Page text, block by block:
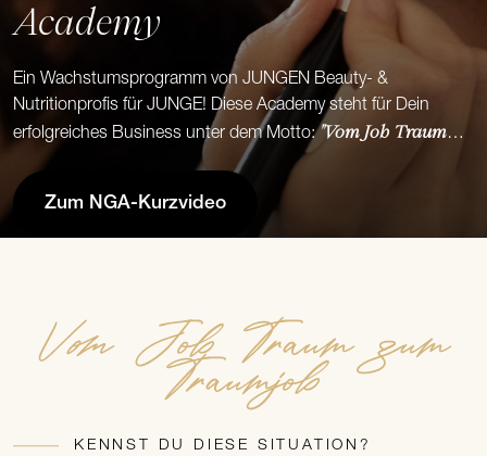
Academy
Ein Wachstumsprogramm von JUNGEN Beauty- &
Nutritionprofis für JUNGE! Diese Academy steht für Dein
erfolgreiches Business unter dem Motto:"Vom Job Traum
zum Traumjob!"
Zum NGA-Kurzvideo
Vom Job Traum zum
Traumjob
KENNST DU DIESE SITUATION?